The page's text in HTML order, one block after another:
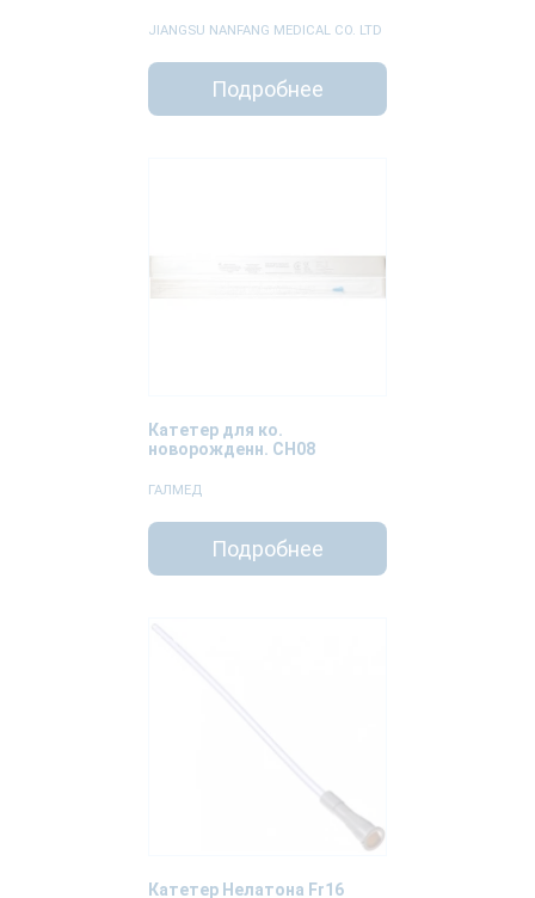
JIANGSU NANFANG MEDICAL CO. LTD
Подробнее
Катетер для ко.
новорожденн. CH08
ГАЛМЕД
Подробнее
Катетер Нелатона Fr16